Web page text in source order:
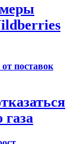
газа